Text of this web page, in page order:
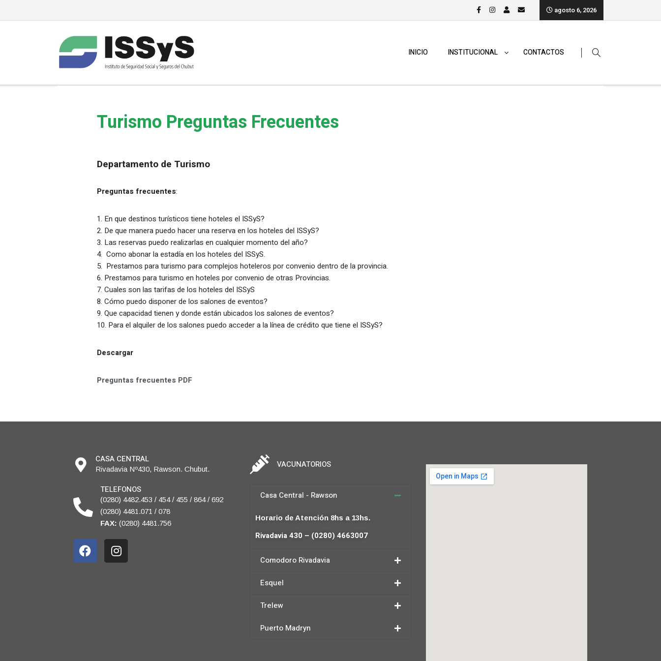
agosto 6, 2026
INICIO INSTITUCIONAL CONTACTOS
Turismo Preguntas Frecuentes
Departamento de Turismo
Preguntas frecuentes:
1. En que destinos turísticos tiene hoteles el ISSyS?
2. De que manera puedo hacer una reserva en los hoteles del ISSyS?
3. Las reservas puedo realizarlas en cualquier momento del año?
4. Como abonar la estadía en los hoteles del ISSyS.
5. Prestamos para turismo para complejos hoteleros por convenio dentro de la provincia.
6. Prestamos para turismo en hoteles por convenio de otras Provincias.
7. Cuales son las tarifas de los hoteles del ISSyS
8. Cómo puedo disponer de los salones de eventos?
9. Que capacidad tienen y donde están ubicados los salones de eventos?
10. Para el alquiler de los salones puedo acceder a la línea de crédito que tiene el ISSyS?
Descargar
Preguntas frecuentes PDF
CASA CENTRAL
Rivadavia Nº430, Rawson. Chubut.
TELEFONOS
(0280) 4482.453 / 454 / 455 / 864 / 692
(0280) 4481.071 / 078
FAX: (0280) 4481.756
VACUNATORIOS
Casa Central - Rawson
Horario de Atención 8hs a 13hs.
Rivadavia 430 – (0280) 4663007
Comodoro Rivadavia
Esquel
Trelew
Puerto Madryn